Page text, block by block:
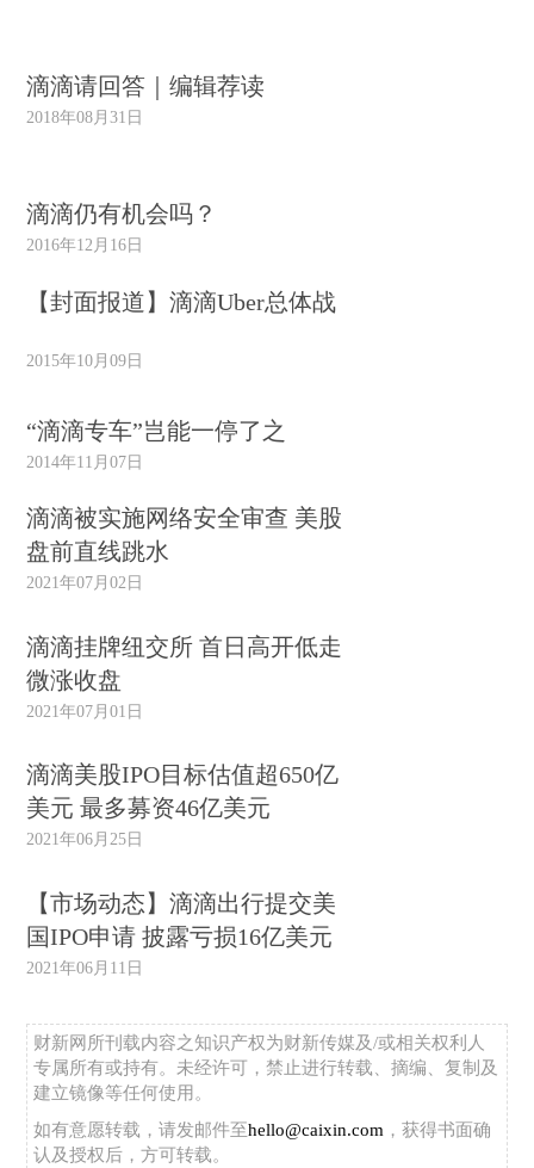
滴滴请回答｜编辑荐读
2018年08月31日
滴滴仍有机会吗？
2016年12月16日
【封面报道】滴滴Uber总体战
2015年10月09日
“滴滴专车”岂能一停了之
2014年11月07日
滴滴被实施网络安全审查 美股
盘前直线跳水
2021年07月02日
滴滴挂牌纽交所 首日高开低走
微涨收盘
2021年07月01日
滴滴美股IPO目标估值超650亿
美元 最多募资46亿美元
2021年06月25日
【市场动态】滴滴出行提交美
国IPO申请 披露亏损16亿美元
2021年06月11日
财新网所刊载内容之知识产权为财新传媒及/或相关权利人
专属所有或持有。未经许可，禁止进行转载、摘编、复制及
建立镜像等任何使用。
如有意愿转载，请发邮件至hello@caixin.com ，获得书面确
认及授权后，方可转载。